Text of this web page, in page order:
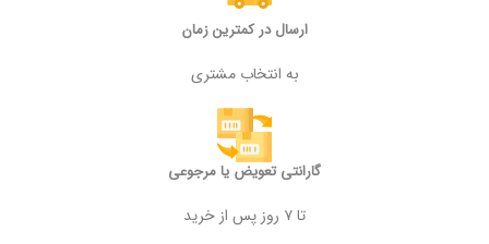
ارسال در کمترین زمان
به انتخاب مشتری
گارانتی تعویض یا مرجوعی
تا ۷ روز پس از خرید